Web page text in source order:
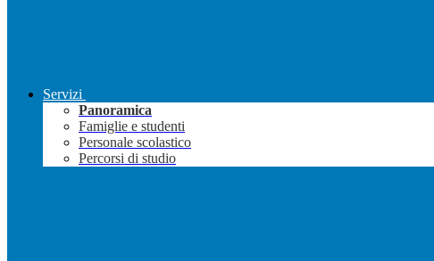
Servizi
Panoramica
Famiglie e studenti
Personale scolastico
Percorsi di studio